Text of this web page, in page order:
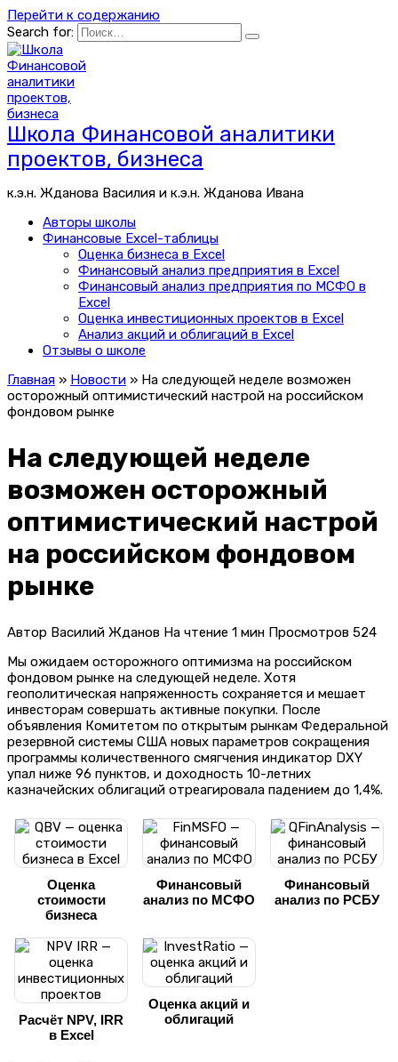
Перейти к содержанию
Search for:
Школа Финансовой аналитики
проектов, бизнеса
к.э.н. Жданова Василия и к.э.н. Жданова Ивана
Авторы школы
Финансовые Excel-таблицы
Оценка бизнеса в Excel
Финансовый анализ предприятия в Excel
Финансовый анализ предприятия по МСФО в
Excel
Оценка инвестиционных проектов в Excel
Анализ акций и облигаций в Excel
Отзывы о школе
Главная » Новости » На следующей неделе возможен
осторожный оптимистический настрой на российском
фондовом рынке
На следующей неделе
возможен осторожный
оптимистический настрой
на российском фондовом
рынке
Автор Василий Жданов На чтение 1 мин Просмотров 524
Мы ожидаем осторожного оптимизма на российском
фондовом рынке на следующей неделе. Хотя
геополитическая напряженность сохраняется и мешает
инвесторам совершать активные покупки. После
объявления Комитетом по открытым рынкам Федеральной
резервной системы США новых параметров сокращения
программы количественного смягчения индикатор DXY
упал ниже 96 пунктов, и доходность 10-летних
казначейских облигаций отреагировала падением до 1,4%.
Оценка
стоимости
бизнеса
Финансовый
анализ по МСФО
Финансовый
анализ по РСБУ
Расчёт NPV, IRR
в Excel
Оценка акций и
облигаций